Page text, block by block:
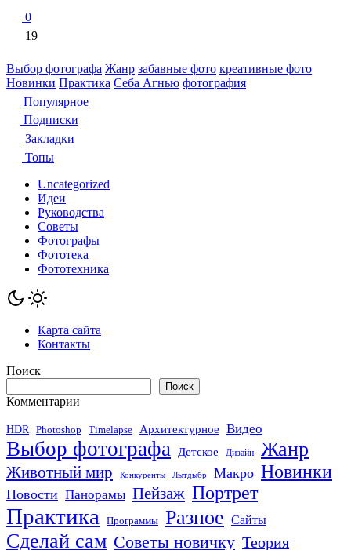
0
19
Выбор фотографа Жанр забавные фото креативные фото
Новинки Практика Себа Агнью фотография
Популярное
Подписки
Закладки
Топы
Uncategorized
Идеи
Руководства
Советы
Фотографы
Фототека
Фототехника
Карта сайта
Контакты
Поиск
Поиск
Комментарии
HDR Photoshop Timelapse Архитектурное Видео
Выбор фотографа Детское Дизайн Жанр
Животный мир Конкуренты Лытдыбр Макро Новинки
Новости Панорамы Пейзаж Портрет
Практика Программы Разное Сайты
Сделай сам Советы новичку Теория